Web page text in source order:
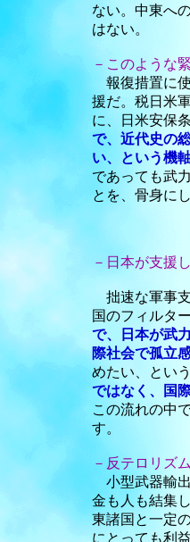
ない。中東へ
はない。
－このような
報復措置に
援だ。税日米
に、日米安保
で、近代史の
い、という機
であっても武
とを、骨身に
－日本が支援
拙速な軍事
国のフィルタ
で、日本が武
際社会で孤立
めたい、とい
ではなく、国
この流れの中
す。
－反テロリズ
小型武器輸
金も人も結集
東諸国と一定
にとっても利益